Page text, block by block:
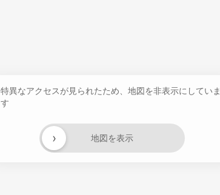
特異なアクセスが見られたため、地図を非表示にしていま
す
地図を表示
›